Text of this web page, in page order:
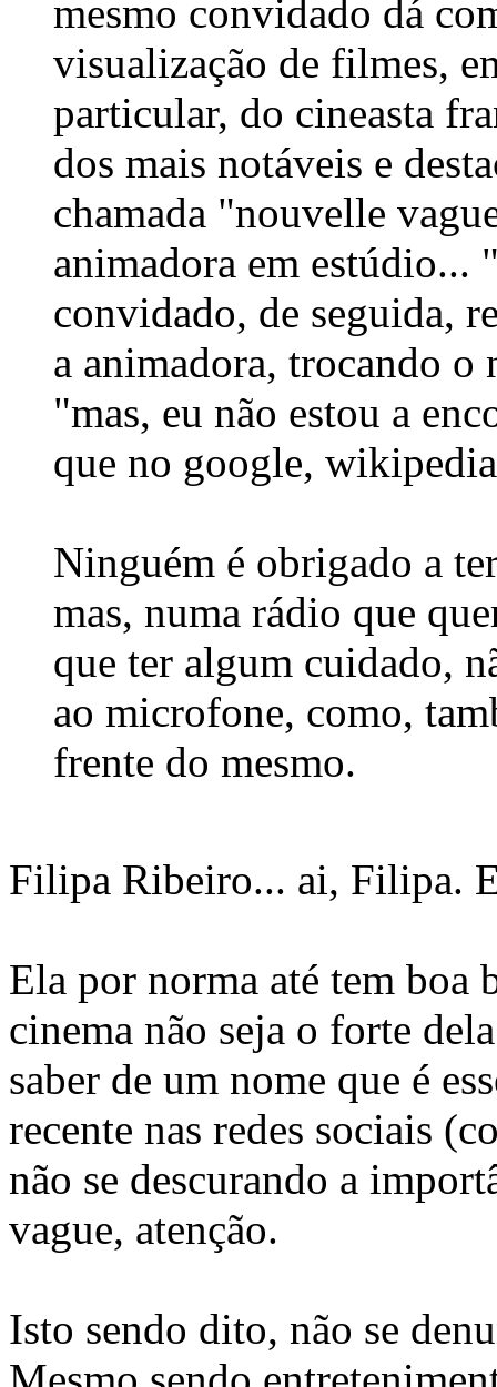
mesmo convidado dá
visualização de filmes,
particular, do cineasta
dos mais notáveis e
chamada "nouvelle
animadora em estúdio...
convidado, de seguida,
a animadora, trocando o
"mas, eu não estou a
que no google,
Ninguém é obrigado a
mas, numa rádio que
que ter algum cuidado,
ao microfone, como,
frente do mesmo.
Filipa Ribeiro... ai, Filipa.
Ela por norma até tem boa
cinema não seja o forte
saber de um nome que é
recente nas redes sociais
não se descurando a
vague, atenção.
Isto sendo dito, não se